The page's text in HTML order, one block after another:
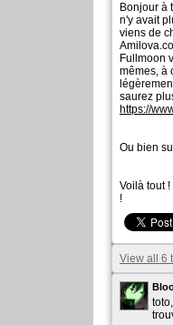
Bonjour à
n'y avait
viens de
Fullmoon
mêmes, à
saurez
https://
Ou bien
Voilà tout
!
View all 6